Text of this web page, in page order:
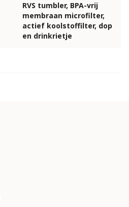
RVS tumbler, BPA-vrij
membraan microfilter,
actief koolstoffilter, dop
en drinkrietje